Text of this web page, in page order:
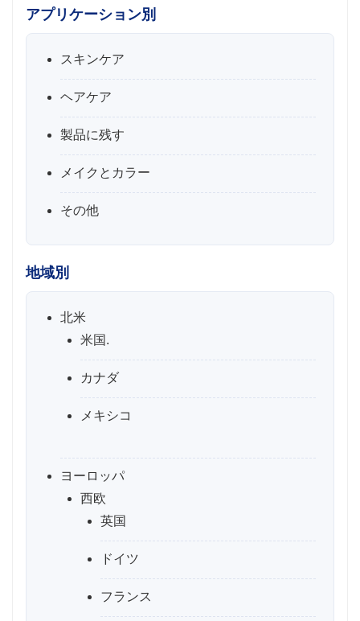
アプリケーション別
スキンケア
ヘアケア
製品に残す
メイクとカラー
その他
地域別
北米
米国.
カナダ
メキシコ
ヨーロッパ
西欧
英国
ドイツ
フランス